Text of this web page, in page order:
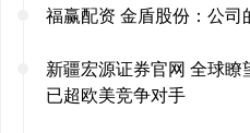
福赢配资 金盾股份：公
新疆宏源证券官网 全球
已超欧美竞争对手